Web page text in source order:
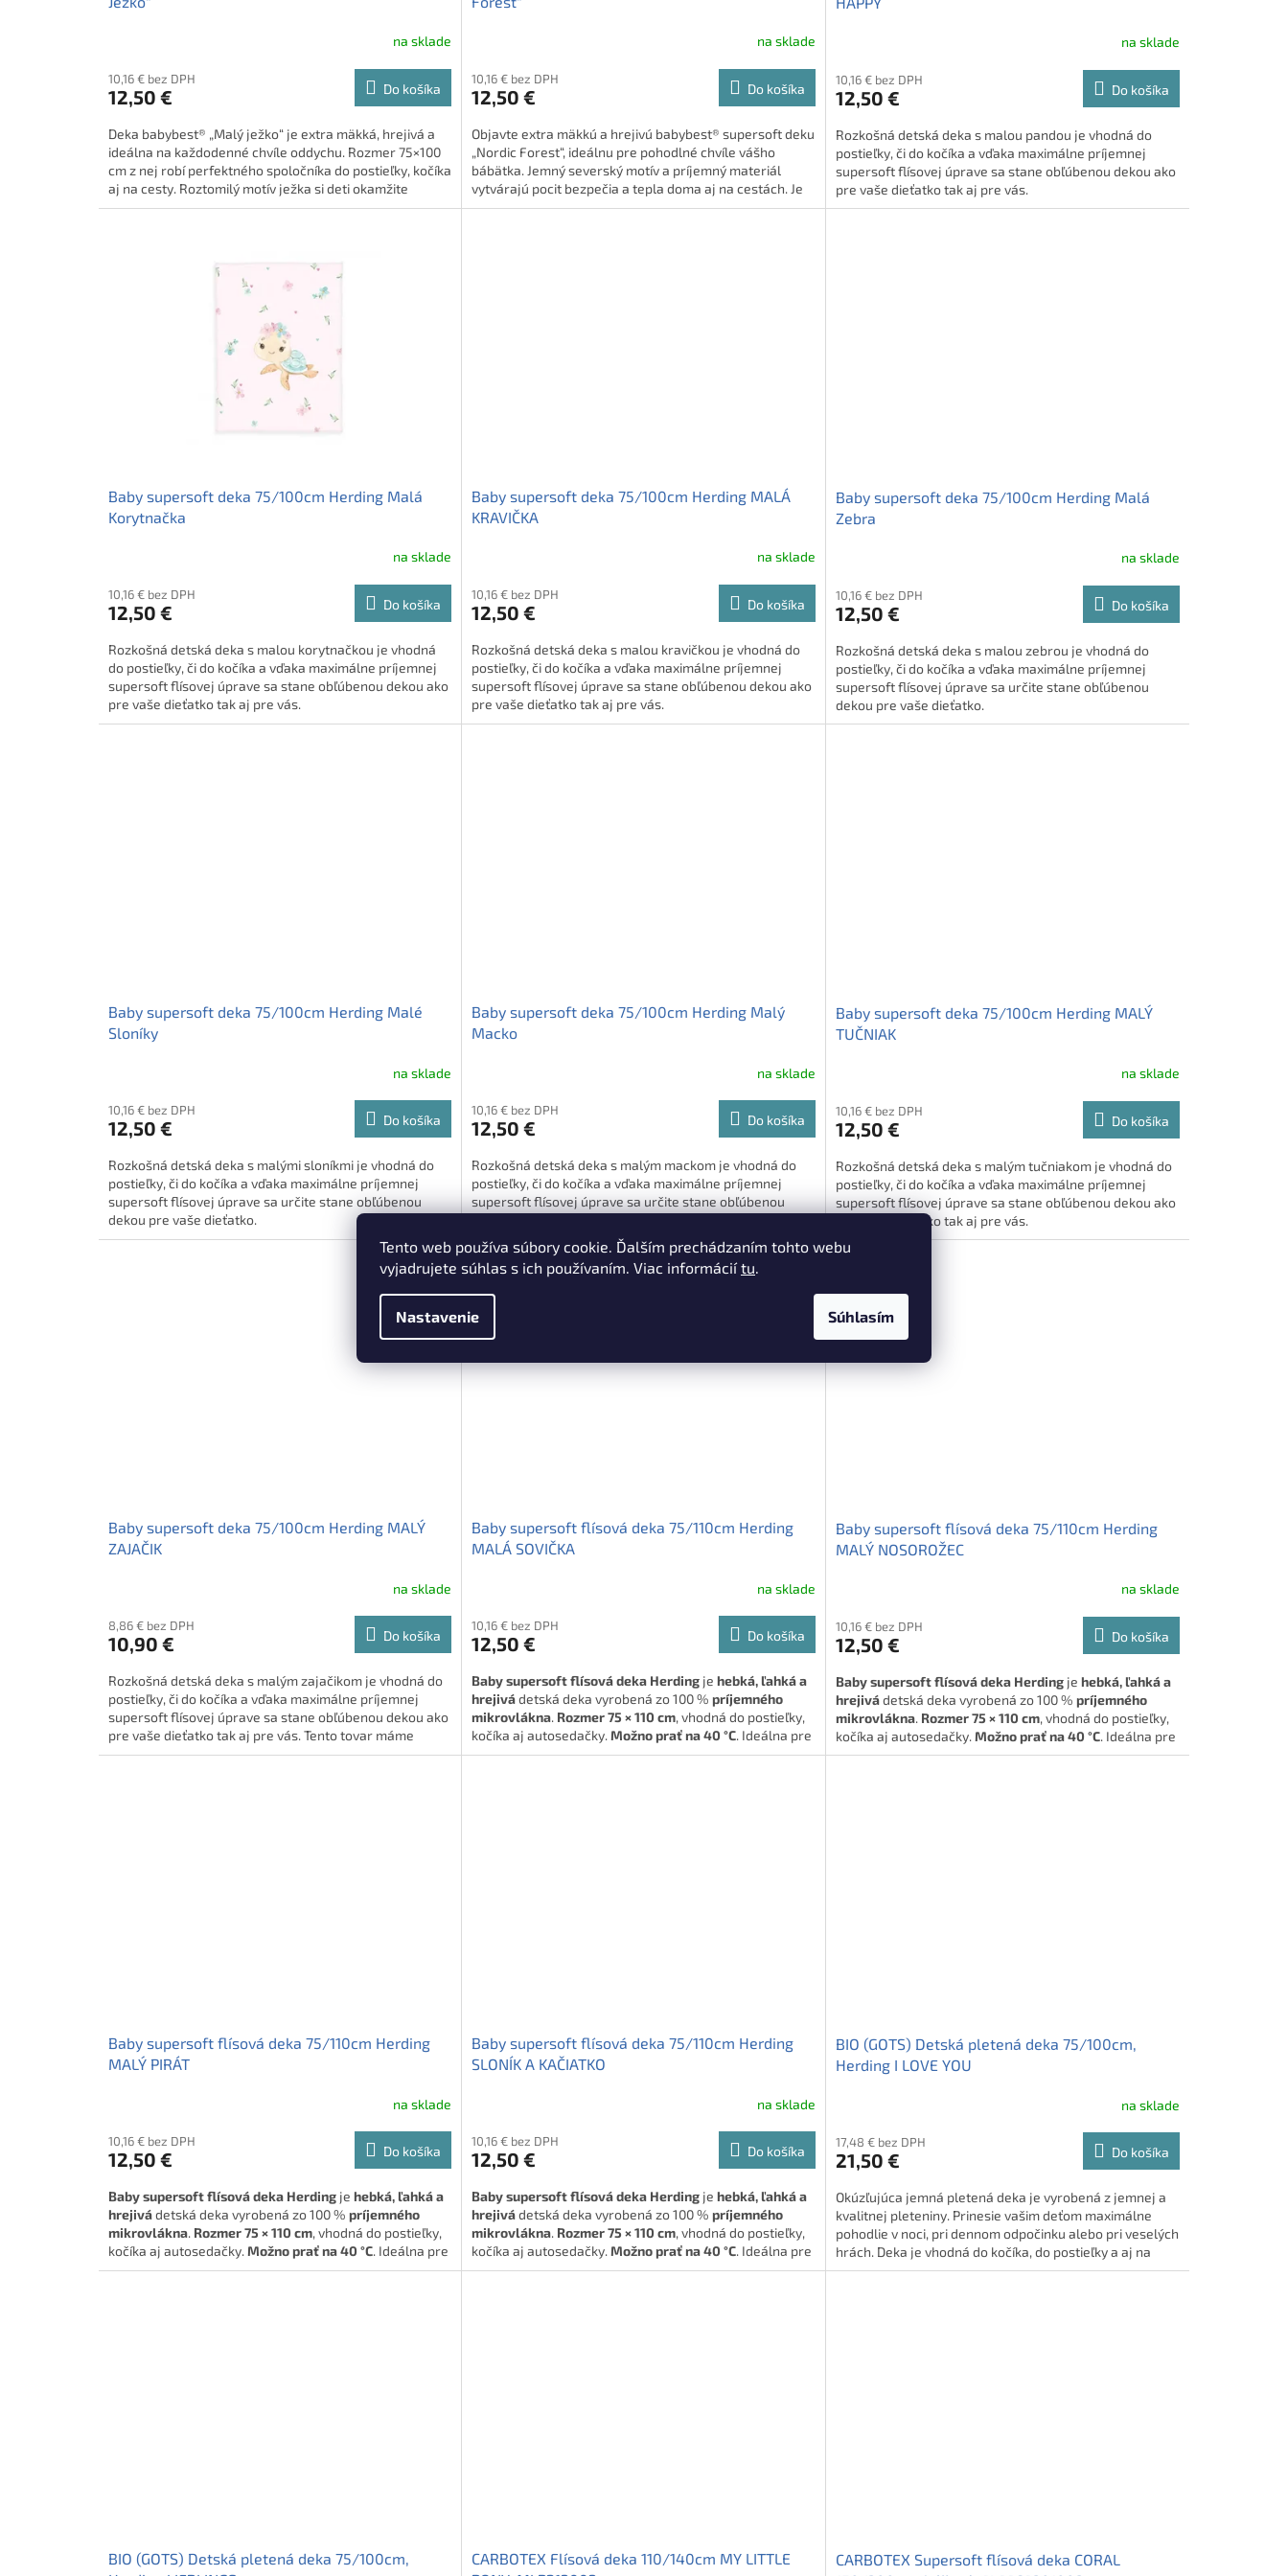
Tento web používa súbory cookie. Ďalším prechádzaním tohto webu
vyjadrujete súhlas s ich používaním. Viac informáciítu.
Nastavenie Súhlasím
na sklade
10,16 € bez DPH
12,50 € Do košíka
Deka babybest® „Malý ježko“ je extra mäkká, hrejivá a
ideálna na každodenné chvíle oddychu. Rozmer 75×100
cm z nej robí perfektného spoločníka do postieľky, kočíka
aj na cesty. Roztomilý motív ježka si deti okamžite
zamilujú. 🦔✨
na sklade
10,16 € bez DPH
12,50 € Do košíka
Objavte extra mäkkú a hrejivú babybest® supersoft deku
„Nordic Forest“, ideálnu pre pohodlné chvíle vášho
bábätka. Jemný severský motív a príjemný materiál
vytvárajú pocit bezpečia a tepla doma aj na cestách. Je
perfektná do kočíka, postieľky aj na maznanie.
na sklade
10,16 € bez DPH
12,50 € Do košíka
Rozkošná detská deka s malou pandou je vhodná do
postieľky, či do kočíka a vďaka maximálne príjemnej
supersoft flísovej úprave sa stane obľúbenou dekou ako
pre vaše dieťatko tak aj pre vás.
Baby supersoft deka 75/100cm Herding Malá
Korytnačka
na sklade
10,16 € bez DPH
12,50 € Do košíka
Rozkošná detská deka s malou korytnačkou je vhodná
do postieľky, či do kočíka a vďaka maximálne príjemnej
supersoft flísovej úprave sa stane obľúbenou dekou ako
pre vaše dieťatko tak aj pre vás.
Baby supersoft deka 75/100cm Herding MALÁ
KRAVIČKA
na sklade
10,16 € bez DPH
12,50 € Do košíka
Rozkošná detská deka s malou kravičkou je vhodná do
postieľky, či do kočíka a vďaka maximálne príjemnej
supersoft flísovej úprave sa stane obľúbenou dekou ako
pre vaše dieťatko tak aj pre vás.
Baby supersoft deka 75/100cm Herding Malá
Zebra
na sklade
10,16 € bez DPH
12,50 € Do košíka
Rozkošná detská deka s malou zebrou je vhodná do
postieľky, či do kočíka a vďaka maximálne príjemnej
supersoft flísovej úprave sa určite stane obľúbenou
dekou pre vaše dieťatko.
Baby supersoft deka 75/100cm Herding Malé
Sloníky
na sklade
10,16 € bez DPH
12,50 € Do košíka
Rozkošná detská deka s malými sloníkmi je vhodná do
postieľky, či do kočíka a vďaka maximálne príjemnej
supersoft flísovej úprave sa určite stane obľúbenou
dekou pre vaše dieťatko.
Baby supersoft deka 75/100cm Herding Malý
Macko
na sklade
10,16 € bez DPH
12,50 € Do košíka
Rozkošná detská deka s malým mackom je vhodná do
postieľky, či do kočíka a vďaka maximálne príjemnej
supersoft flísovej úprave sa určite stane obľúbenou
Baby supersoft deka 75/100cm Herding MALÝ
TUČNIAK
na sklade
10,16 € bez DPH
12,50 € Do košíka
Rozkošná detská deka s malým tučniakom je vhodná do
postieľky, či do kočíka a vďaka maximálne príjemnej
supersoft flísovej úprave sa stane obľúbenou dekou ako
pre vaše dieťatko tak aj pre vás.
Baby supersoft deka 75/100cm Herding MALÝ
ZAJAČIK
na sklade
8,86 € bez DPH
10,90 € Do košíka
Rozkošná detská deka s malým zajačikom je vhodná do
postieľky, či do kočíka a vďaka maximálne príjemnej
supersoft flísovej úprave sa stane obľúbenou dekou ako
pre vaše dieťatko tak aj pre vás. Tento tovar máme
skladom, pripravený k odoslaniu.
Baby supersoft flísová deka 75/110cm Herding
MALÁ SOVIČKA
na sklade
10,16 € bez DPH
12,50 € Do košíka
Baby supersoft flísová deka Herding jehebká, ľahká a
hrejivádetská deka vyrobená zo 100 %príjemného
mikrovlákna. Rozmer 75 × 110 cm, vhodná do postieľky,
kočíka aj autosedačky.Možno prať na 40 °C. Ideálna pre
bábätká a malé deti.
Baby supersoft flísová deka 75/110cm Herding
MALÝ NOSOROŽEC
na sklade
10,16 € bez DPH
12,50 € Do košíka
Baby supersoft flísová deka Herdingje hebká, ľahká a
hrejivádetská deka vyrobená zo 100 % príjemného
mikrovlákna. Rozmer 75 × 110 cm, vhodná do postieľky,
kočíka aj autosedačky. Možno prať na 40 °C. Ideálna pre
bábätká a malé deti.
Baby supersoft flísová deka 75/110cm Herding
MALÝ PIRÁT
na sklade
10,16 € bez DPH
12,50 € Do košíka
Baby supersoft flísová deka Herding je hebká, ľahká a
hrejivádetská deka vyrobená zo 100 % príjemného
mikrovlákna. Rozmer 75 × 110 cm, vhodná do postieľky,
kočíka aj autosedačky. Možno prať na 40 °C. Ideálna pre
bábätká a malé deti.
Baby supersoft flísová deka 75/110cm Herding
SLONÍK A KAČIATKO
na sklade
10,16 € bez DPH
12,50 € Do košíka
Baby supersoft flísová deka Herding jehebká, ľahká a
hrejivádetská deka vyrobená zo 100 %príjemného
mikrovlákna. Rozmer 75 × 110 cm, vhodná do postieľky,
kočíka aj autosedačky.Možno prať na 40 °C. Ideálna pre
bábätká a malé deti.
BIO (GOTS) Detská pletená deka 75/100cm,
Herding I LOVE YOU
na sklade
17,48 € bez DPH
21,50 € Do košíka
Okúzľujúca jemná pletená deka je vyrobená z jemnej a
kvalitnej pleteniny. Prinesie vašim deťom maximálne
pohodlie v noci, pri dennom odpočinku alebo pri veselých
hrách. Deka je vhodná do kočíka, do postieľky a aj na
zababušenie vášho dieťatka alebo ju môžete použiť ako
BIO (GOTS) Detská pletená deka 75/100cm,
CARBOTEX Flísová deka 110/140cm MY LITTLE
CARBOTEX Supersoft flísová deka CORAL